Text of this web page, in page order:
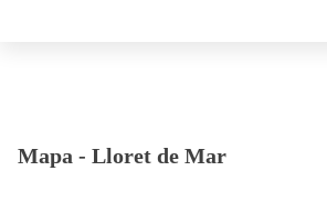
Mapa - Lloret de Mar